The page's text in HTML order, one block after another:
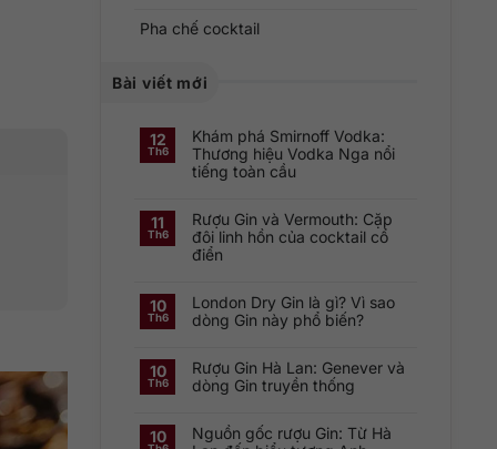
Pha chế cocktail
Bài viết mới
12
Th6
Khám phá Smirnoff Vodka:
Thương hiệu Vodka Nga nổi
tiếng toàn cầu
bình
luận
ở
Khám
phá
Thương
hiệu
Vodka
tiếng
toàn
cầu
11
Th6
Rượu Gin và Vermouth: Cặp
đôi linh hồn của cocktail cổ
điển
bình
luận
ở
Vermouth:
Cặp
của
cocktail
10
Th6
London Dry Gin là gì? Vì sao
dòng Gin này phổ biến?
bình
luận
ở
là
10
Th6
Rượu Gin Hà Lan: Genever và
dòng Gin truyền thống
bình
luận
10
Nguồn gốc rượu Gin: Từ Hà